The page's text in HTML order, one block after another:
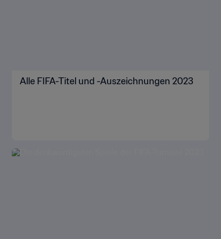
Alle FIFA-Titel und -Auszeichnungen 2023